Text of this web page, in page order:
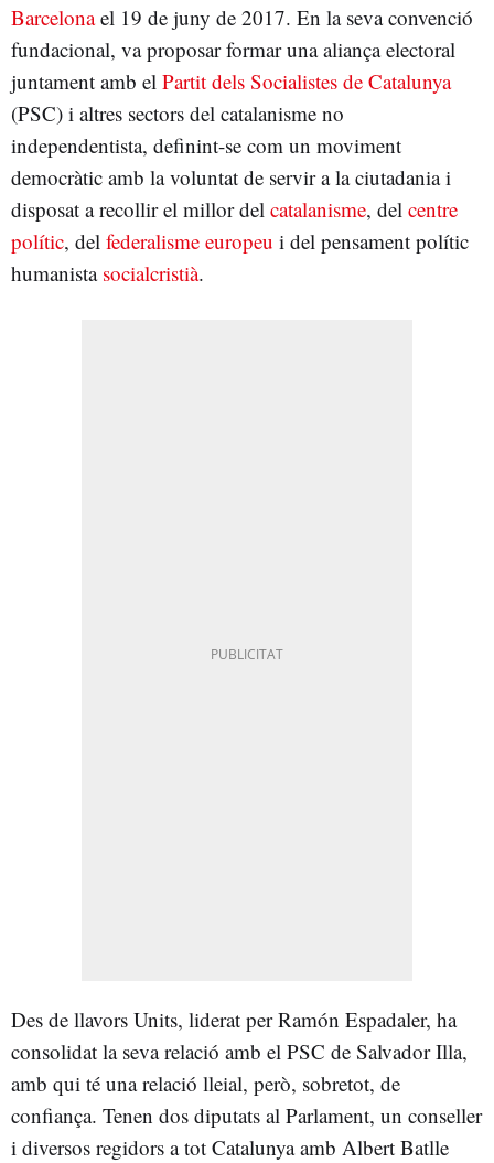
Barcelonael 19 de juny de 2017. En la seva convenció
fundacional, va proposar formar una aliança electoral
juntament amb el Partit dels Socialistes de Catalunya
(PSC) i altres sectors del catalanisme no
independentista, definint-se com un moviment
democràtic amb la voluntat de servir a la ciutadania i
disposat a recollir el millor del catalanisme, del centre
polític, del federalisme europeu i del pensament polític
humanista socialcristià.
Des de llavors Units, liderat per Ramón Espadaler, ha
consolidat la seva relació amb el PSC de Salvador Illa,
amb qui té una relació lleial, però, sobretot, de
confiança. Tenen dos diputats al Parlament, un conseller
i diversos regidors a tot Catalunya amb Albert Batlle